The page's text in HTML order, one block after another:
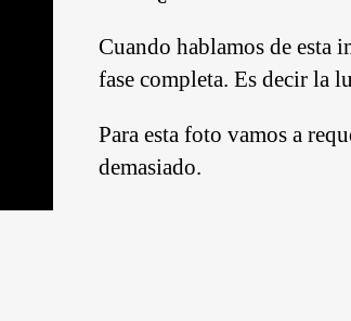
Cuando hablamos de esta
fase completa. Es decir la
Para esta foto vamos a
demasiado.